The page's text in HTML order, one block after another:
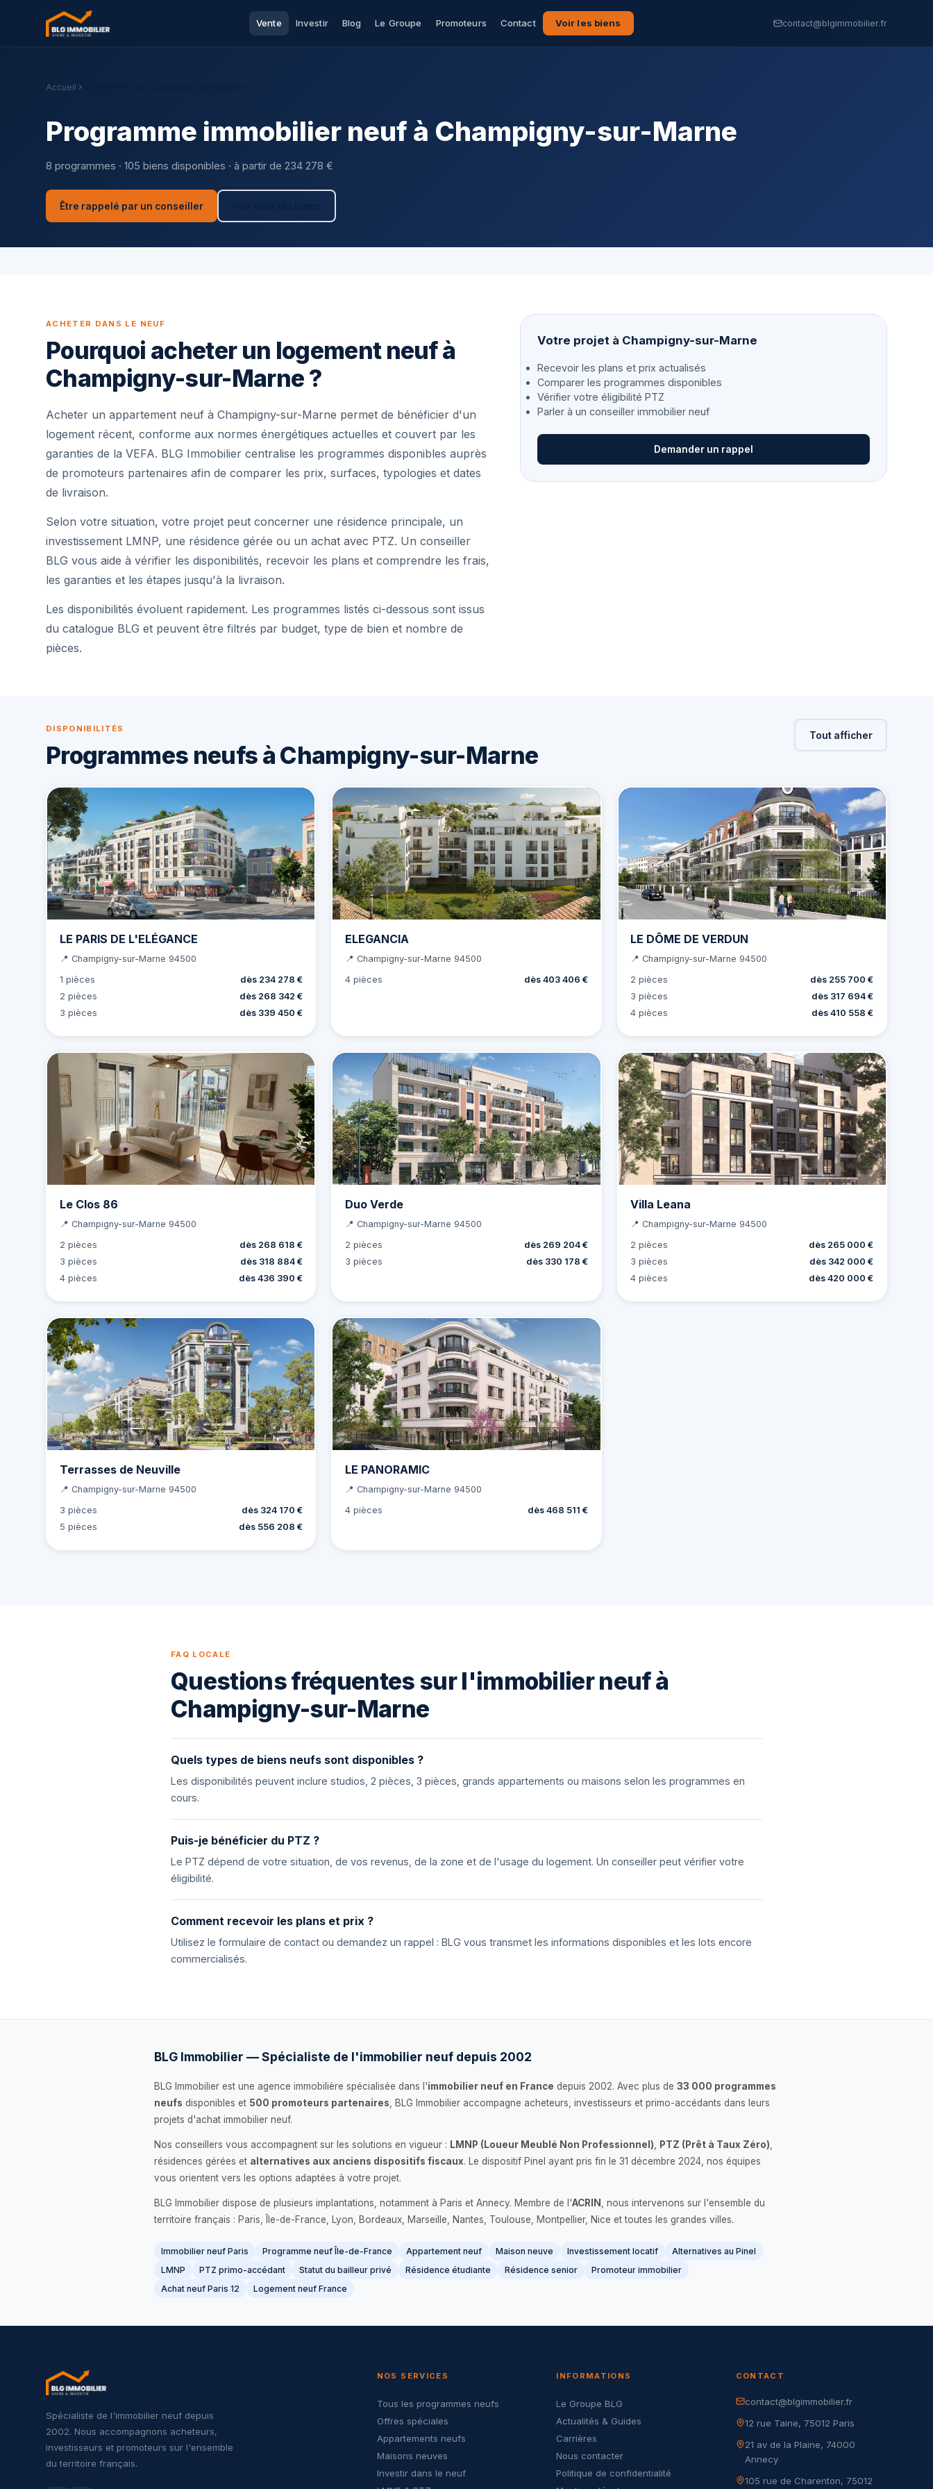
Vente Investir Blog Le Groupe Promoteurs Contact Voir les biens contact@blgimmobilier.fr
Accueil
Programme immobilier neuf à Champigny-sur-Marne
8 programmes · 105 biens disponibles · à partir de 234 278 €
Être rappelé par un conseiller
ACHETER DANS LE NEUF
Pourquoi acheter un logement neuf à
Champigny-sur-Marne ?
Acheter un appartement neuf à Champigny-sur-Marne permet de bénéficier d'un
logement récent, conforme aux normes énergétiques actuelles et couvert par les
garanties de la VEFA. BLG Immobilier centralise les programmes disponibles auprès
de promoteurs partenaires afin de comparer les prix, surfaces, typologies et dates
de livraison.
Selon votre situation, votre projet peut concerner une résidence principale, un
investissement LMNP, une résidence gérée ou un achat avec PTZ. Un conseiller
BLG vous aide à vérifier les disponibilités, recevoir les plans et comprendre les frais,
les garanties et les étapes jusqu'à la livraison.
Les disponibilités évoluent rapidement. Les programmes listés ci-dessous sont issus
du catalogue BLG et peuvent être filtrés par budget, type de bien et nombre de
pièces.
Votre projet à Champigny-sur-Marne
Recevoir les plans et prix actualisés
Comparer les programmes disponibles
Vérifier votre éligibilité PTZ
Parler à un conseiller immobilier neuf
Demander un rappel
DISPONIBILITÉS
Programmes neufs à Champigny-sur-Marne
Tout afficher
LE PARIS DE L'ELÉGANCE
📍 Champigny-sur-Marne 94500
1 pièces
dès 234 278 €
2 pièces
dès 268 342 €
3 pièces
dès 339 450 €
ELEGANCIA
📍 Champigny-sur-Marne 94500
4 pièces
dès 403 406 €
LE DÔME DE VERDUN
📍 Champigny-sur-Marne 94500
2 pièces
dès 255 700 €
3 pièces
dès 317 694 €
4 pièces
dès 410 558 €
Le Clos 86
📍 Champigny-sur-Marne 94500
2 pièces
dès 268 618 €
3 pièces
dès 318 884 €
4 pièces
dès 436 390 €
Duo Verde
📍 Champigny-sur-Marne 94500
2 pièces
dès 269 204 €
3 pièces
dès 330 178 €
Villa Leana
📍 Champigny-sur-Marne 94500
2 pièces
dès 265 000 €
3 pièces
dès 342 000 €
4 pièces
dès 420 000 €
Terrasses de Neuville
📍 Champigny-sur-Marne 94500
3 pièces
dès 324 170 €
5 pièces
dès 556 208 €
LE PANORAMIC
📍 Champigny-sur-Marne 94500
4 pièces
dès 468 511 €
FAQ LOCALE
Questions fréquentes sur l'immobilier neuf à
Champigny-sur-Marne
Quels types de biens neufs sont disponibles ?
Les disponibilités peuvent inclure studios, 2 pièces, 3 pièces, grands appartements ou maisons selon les programmes en
cours.
Puis-je bénéficier du PTZ ?
Le PTZ dépend de votre situation, de vos revenus, de la zone et de l'usage du logement. Un conseiller peut vérifier votre
éligibilité.
Comment recevoir les plans et prix ?
Utilisez le formulaire de contact ou demandez un rappel : BLG vous transmet les informations disponibles et les lots encore
commercialisés.
BLG Immobilier — Spécialiste de l'immobilier neuf depuis 2002
BLG Immobilier est une agence immobilière spécialisée dans l'immobilier neuf en France depuis 2002. Avec plus de 33 000 programmes
neufs disponibles et 500 promoteurs partenaires , BLG Immobilier accompagne acheteurs, investisseurs et primo-accédants dans leurs
projets d'achat immobilier neuf.
Nos conseillers vous accompagnent sur les solutions en vigueur : LMNP (Loueur Meublé Non Professionnel) PTZ (Prêt à Taux Zéro)
résidences gérées et alternatives aux anciens dispositifs fiscaux. Le dispositif Pinel ayant pris fin le 31 décembre 2024, nos équipes
vous orientent vers les options adaptées à votre projet.
BLG Immobilier dispose de plusieurs implantations, notamment à Paris et Annecy. Membre de l'ACRIN
, nous intervenons sur l'ensemble du
territoire français : Paris, Île-de-France, Lyon, Bordeaux, Marseille, Nantes, Toulouse, Montpellier, Nice et toutes les grandes villes.
Immobilier neuf Paris Programme neuf Île-de-France Appartement neuf Maison neuve Investissement locatif
Alternatives au Pinel
LMNP
PTZ primo-accédant Statut du bailleur privé Résidence étudiante Résidence senior
Promoteur immobilier
Achat neuf Paris 12
Logement neuf France
Spécialiste de l'immobilier neuf depuis
2002. Nous accompagnons acheteurs,
investisseurs et promoteurs sur l'ensemble
du territoire français.
NOS SERVICES
Tous les programmes neufs
Offres spéciales
Appartements neufs
Maisons neuves
Investir dans le neuf
INFORMATIONS
Le Groupe BLG
Actualités & Guides
Carrières
Nous contacter
Politique de confidentialité
CONTACT
contact@blgimmobilier.fr
12 rue Taine, 75012 Paris
21 av de la Plaine, 74000
Annecy
105 rue de Charenton, 75012